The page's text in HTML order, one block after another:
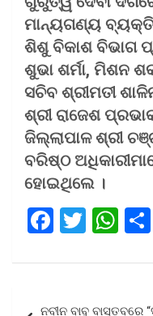
ମାନ୍ୟଗଣ୍ୟ
ଶିଶୁ ବିକାଶ ବିଭାଗ
ଶୁଭା ଶର୍ମା, ମିଶନ
ସଚିବ ଶ୍ରୀମତୀ
ଶ୍ରୀ ରାଜେଶ
ଜିଲ୍ଲାପାଳ ଶ୍ରୀ
ବରିଷ୍ଠ
ହୋଇଥିଲେ ।
F
ce
b
T
tt
W
at
ନବୀନ ବାବୁ ବାସ୍ତବରେ